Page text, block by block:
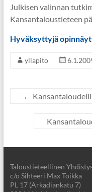
Julkisen valinnan
Kansantaloustieteen
Hyväksyttyjä
yllapito
←
Taloustieteellinen
c/o Sihteeri Max Toikka
PL 17 (Arkadiankatu 7)